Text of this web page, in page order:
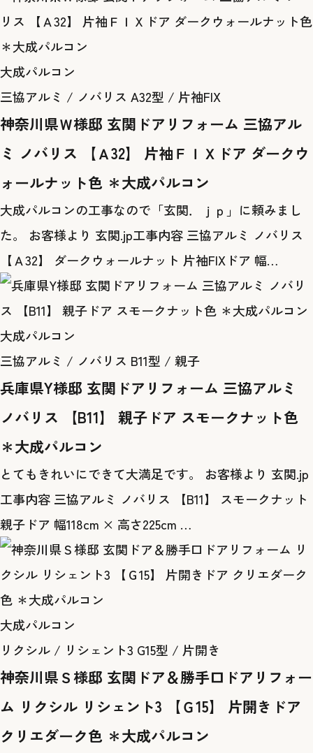
大成パルコン
三協アルミ / ノバリス A32型 / 片袖FIX
神奈川県Ｗ様邸 玄関ドアリフォーム 三協アル
ミ ノバリス 【Ａ32】 片袖ＦＩＸドア ダークウ
ォールナット色 ＊大成パルコン
大成パルコンの工事なので「玄関．ｊｐ」に頼みまし
た。 お客様より 玄関.jp工事内容 三協アルミ ノバリス
【Ａ32】 ダークウォールナット 片袖FIXドア 幅…
大成パルコン
三協アルミ / ノバリス B11型 / 親子
兵庫県Y様邸 玄関ドアリフォーム 三協アルミ
ノバリス 【B11】 親子ドア スモークナット色
＊大成パルコン
とてもきれいにできて大満足です。 お客様より 玄関.jp
工事内容 三協アルミ ノバリス 【B11】 スモークナット
親子ドア 幅118cm × 高さ225cm …
大成パルコン
リクシル / リシェント3 G15型 / 片開き
神奈川県Ｓ様邸 玄関ドア＆勝手口ドアリフォー
ム リクシル リシェント3 【Ｇ15】 片開きドア
クリエダーク色 ＊大成パルコン